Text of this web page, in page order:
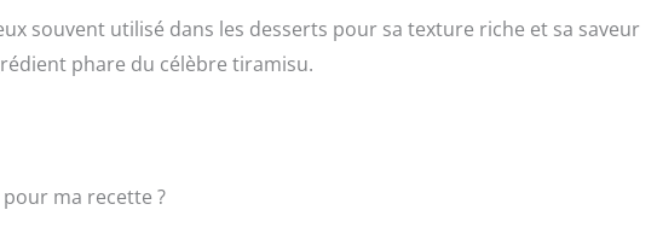
souvent utilisé dans les desserts pour sa texture riche et sa saveur
phare du célèbre tiramisu.
ma recette ?